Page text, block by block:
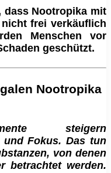
dass Nootropika mit
frei verkäuflich
Menschen vor
geschützt.
Nootropika
steigern
und Fokus. Das tun
von denen
betrachtet werden.